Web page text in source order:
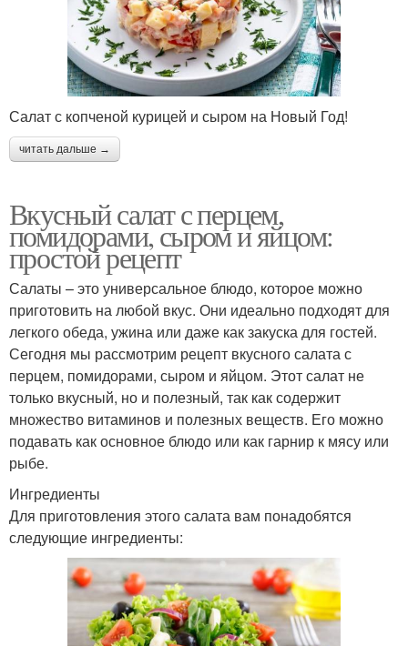
Салат с копченой курицей и сыром на Новый Год!
читать дальше →
Вкусный салат с перцем,
помидорами, сыром и яйцом:
простой рецепт
Салаты – это универсальное блюдо, которое можно
приготовить на любой вкус. Они идеально подходят для
легкого обеда, ужина или даже как закуска для гостей.
Сегодня мы рассмотрим рецепт вкусного салата с
перцем, помидорами, сыром и яйцом. Этот салат не
только вкусный, но и полезный, так как содержит
множество витаминов и полезных веществ. Его можно
подавать как основное блюдо или как гарнир к мясу или
рыбе.
Ингредиенты
Для приготовления этого салата вам понадобятся
следующие ингредиенты: